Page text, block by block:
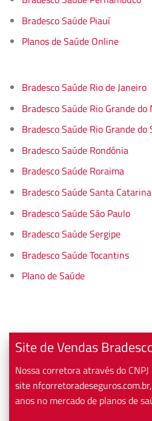
Bradesco Saúde Piauí
Planos de Saúde Online
Bradesco Saúde Rio de Janeiro
Bradesco Saúde Rio Grande do
Bradesco Saúde Rio Grande do
Bradesco Saúde Rondônia
Bradesco Saúde Roraima
Bradesco Saúde Santa Catarina
Bradesco Saúde São Paulo
Bradesco Saúde Sergipe
Bradesco Saúde Tocantins
Plano de Saúde
Site de Vendas
Nossa corretora através do
site
anos no mercado de planos de